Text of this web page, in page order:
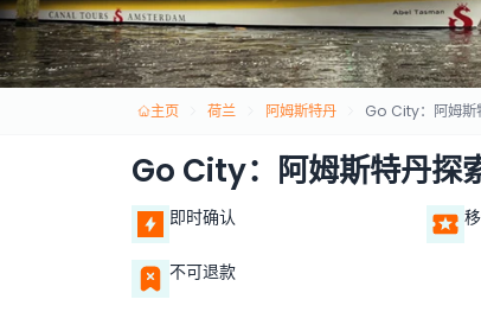
主页 荷兰 阿姆斯特丹 Go City：阿姆斯
Go City：阿姆斯特丹探
即时确认
不可退款